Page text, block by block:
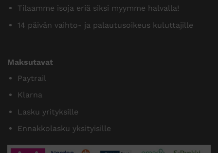
Tilaamme isoja eriä siksi myymme halvalla!
14 päivän vaihto- ja palautusoikeus kuluttajille
Maksutavat
Paytrail
Klarna
Lasku yrityksille
Ennakkolasku yksityisille